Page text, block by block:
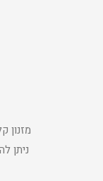
מזנון
ניתן